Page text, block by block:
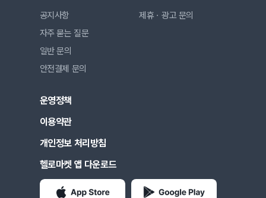
공지사항
자주 묻는 질문
일반 문의
안전결제 문의
제휴ㆍ광고 문의
운영정책
이용약관
개인정보 처리방침
헬로마켓 앱 다운로드